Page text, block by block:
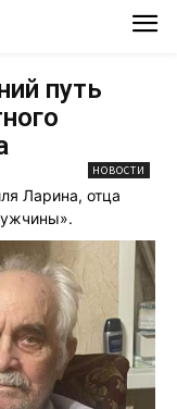
путь
НОВОСТИ
Ларина, отца